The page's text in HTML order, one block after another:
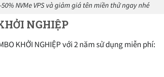
NVMe VPS và giảm giá tên miền thử ngay nhé
NGHIỆP
KHỞI NGHIỆP với 2 năm sử dụng miễn phí: